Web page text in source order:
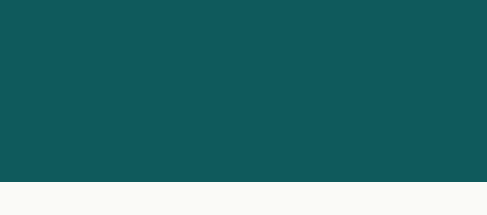
Ελλάδα Belgique (FR)